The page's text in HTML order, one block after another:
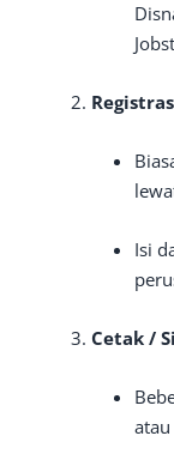
Isi
Cetak /